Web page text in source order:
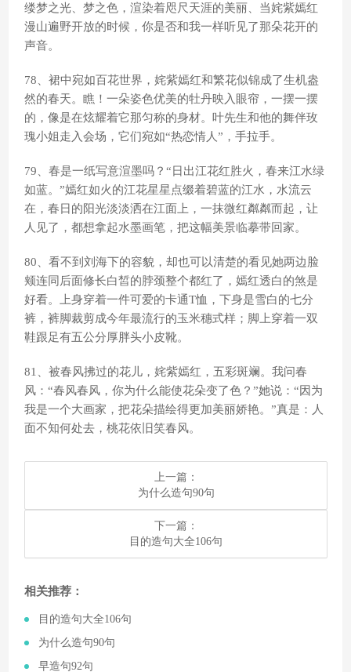
缕梦之光、梦之色，渲染着咫尺天涯的美丽、当姹紫嫣红
漫山遍野开放的时候，你是否和我一样听见了那朵花开的
声音。
78、裙中宛如百花世界，姹紫嫣红和繁花似锦成了生机盎
然的春天。瞧！一朵姿色优美的牡丹映入眼帘，一摆一摆
的，像是在炫耀着它那匀称的身材。叶先生和他的舞伴玫
瑰小姐走入会场，它们宛如“热恋情人”，手拉手。
79、春是一纸写意渲墨吗？“日出江花红胜火，春来江水绿
如蓝。”嫣红如火的江花星星点缀着碧蓝的江水，水流云
在，春日的阳光淡淡洒在江面上，一抹微红粼粼而起，让
人见了，都想拿起水墨画笔，把这幅美景临摹带回家。
80、看不到刘海下的容貌，却也可以清楚的看见她两边脸
颊连同后面修长白皙的脖颈整个都红了，嫣红透白的煞是
好看。上身穿着一件可爱的卡通T恤，下身是雪白的七分
裤，裤脚裁剪成今年最流行的玉米穗式样；脚上穿着一双
鞋跟足有五公分厚胖头小皮靴。
81、被春风拂过的花儿，姹紫嫣红，五彩斑斓。我问春
风：“春风春风，你为什么能使花朵变了色？”她说：“因为
我是一个大画家，把花朵描绘得更加美丽娇艳。”真是：人
面不知何处去，桃花依旧笑春风。
上一篇：
​为什么造句90句
下一篇：
​目的造句大全106句
相关推荐：
​目的造句大全106句
​为什么造句90句
​早造句92句